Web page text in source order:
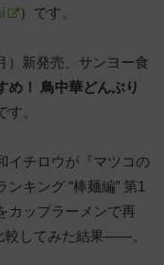
）です。
）新発売、サンヨー食
め！ 鳥中華どんぶり
す。
イチロウが『マツコの
キング “棒麺編” 第1
カップラーメンで再
較してみた結果——。